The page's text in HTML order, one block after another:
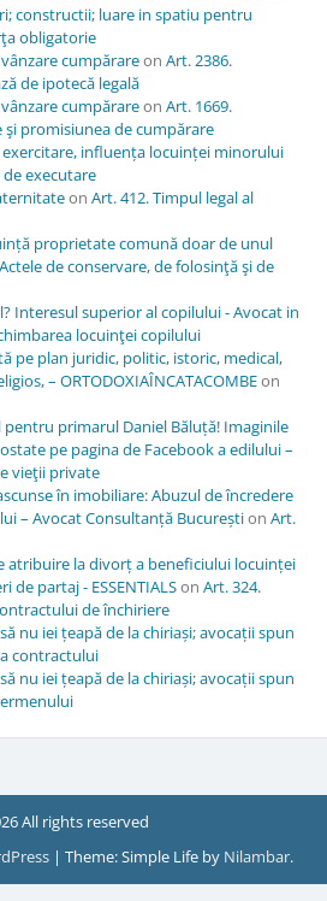
constructii; luare in spatiu pentru
obligatorie
cumpărareon Art. 2386.
de ipotecă legală
cumpărareon Art. 1669.
şi promisiunea de cumpărare
influența locuinței minorului
executare
on Art. 412. Timpul legal al
proprietate comună doar de unul
de conservare, de folosinţă şi de
Interesul superior al copilului - Avocat in
locuinţei copilului
pe plan juridic, politic, istoric, medical,
– ORTODOXIAÎNCATACOMBEon
primarul Daniel Băluță! Imaginile
pe pagina de Facebook a edilului –
vieţii private
în imobiliare: Abuzul de încredere
– Avocat Consultanță Bucureștion Art.
atribuire la divorț a beneficiului locuinței
de partaj - ESSENTIALSon Art. 324.
de închiriere
nu iei țeapă de la chiriași; avocații spun
contractului
nu iei țeapă de la chiriași; avocații spun
All rights reserved
| Theme: Simple Life by Nilambar.